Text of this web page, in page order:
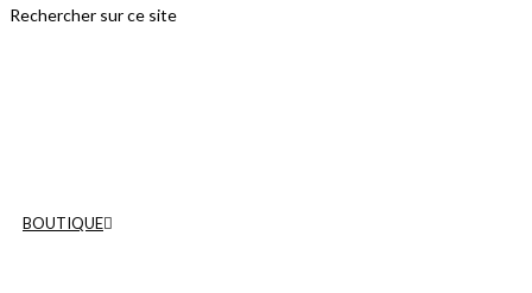
BOUTIQUE
Rechercher sur ce site